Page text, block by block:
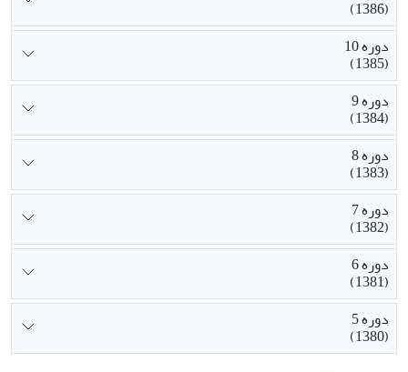
(1386)
دوره 10
(1385)
دوره 9
(1384)
دوره 8
(1383)
دوره 7
(1382)
دوره 6
(1381)
دوره 5
(1380)